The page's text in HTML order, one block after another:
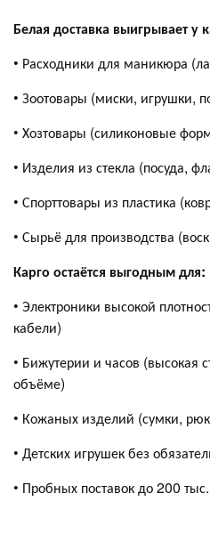
Белая доставка выигрывает у
• Расходники для маникюра
• Зоотовары (миски, игрушки,
• Хозтовары (силиконовые
• Изделия из стекла (посуда,
• Спорттовары из пластика
• Сырьё для производства
Карго остаётся выгодным для:
• Электроники высокой
кабели)
• Бижутерии и часов (высокая
объёме)
• Кожаных изделий (сумки,
• Детских игрушек без
• Пробных поставок до 200